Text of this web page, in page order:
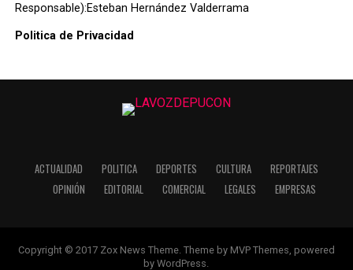
Responsable):Esteban Hernández Valderrama
Politica de Privacidad
ACTUALIDAD POLITICA DEPORTES CULTURA
REPORTAJES
OPINIÓN
EDITORIAL COMERCIAL LEGALES EMPRESAS
Copyright © 2017 Zox News Theme. Theme by MVP Themes, powered
by WordPress.